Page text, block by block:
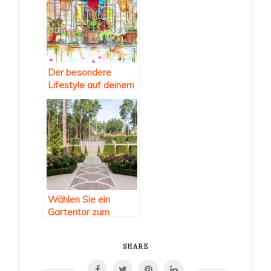
Der besondere
Lifestyle auf deinem
Balkon
Wählen Sie ein
Gartentor zum
müssen Sie wissen!SHARE